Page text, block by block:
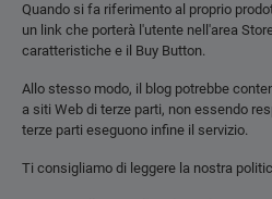
Quando si fa riferimento al proprio
un link che porterà l'utente nell'area
caratteristiche e il Buy Button.
Allo stesso modo, il blog potrebbe
a siti Web di terze parti, non essendo
terze parti eseguono infine il servizio.
Ti consigliamo di leggere la nostra